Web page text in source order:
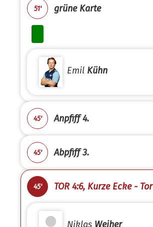
51' grüne Karte
Emil Kühn
45' Anpfiff 4.
45' Abpfiff 3.
45' TOR 4:6, Kurze Ecke - Tor
Niklas Weiher